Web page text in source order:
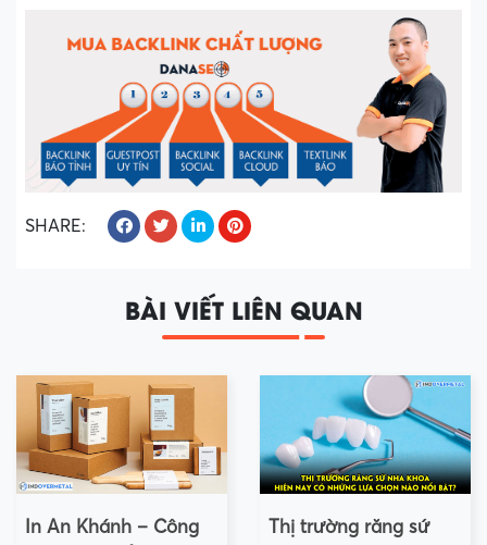
SHARE:
BÀI VIẾT LIÊN QUAN
In An Khánh – Công
Thị trường răng sứ